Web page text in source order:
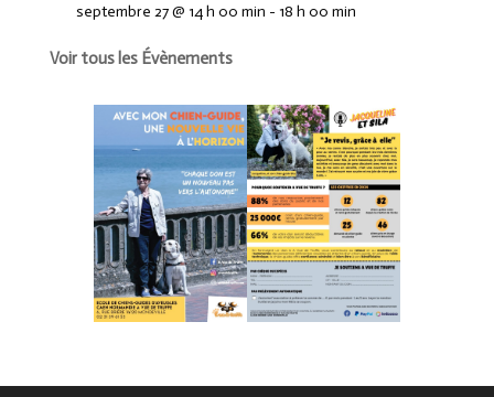
septembre 27 @ 14 h 00 min - 18 h 00 min
Voir tous les Évènements